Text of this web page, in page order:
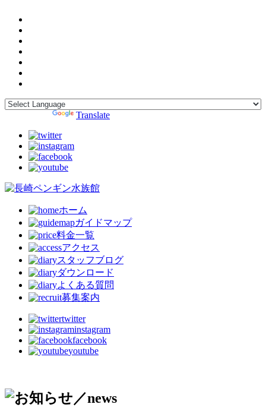
Translate
ホーム
ガイドマップ
料金一覧
アクセス
スタッフブログ
ダウンロード
よくある質問
募集案内
twitter
instagram
facebook
youtube